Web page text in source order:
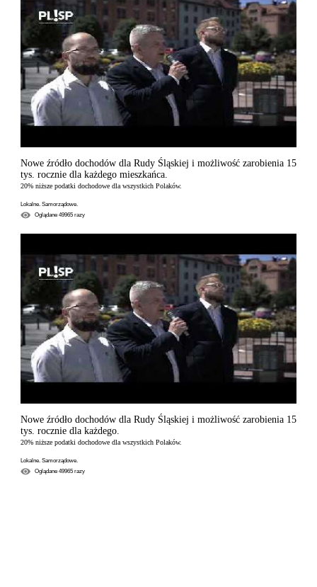
Nowe źródło dochodów dla Rudy Śląskiej i możliwość zarobienia 15
tys. rocznie dla każdego mieszkańca.
20% niższe podatki dochodowe dla wszystkich Polaków.
Lokalne. Samorządowe.
Oglądane49965 razy
Nowe źródło dochodów dla Rudy Śląskiej i możliwość zarobienia 15
tys. rocznie dla każdego.
20% niższe podatki dochodowe dla wszystkich Polaków.
Lokalne. Samorządowe.
Oglądane49965 razy